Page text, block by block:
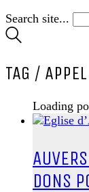
Search site...
TAG /
Loading
DONS